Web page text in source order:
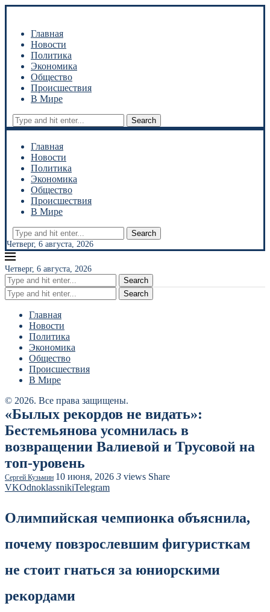
Главная
Новости
Политика
Экономика
Общество
Происшествия
В Мире
Search
Главная
Новости
Политика
Экономика
Общество
Происшествия
В Мире
Search
Четверг, 6 августа, 2026
Четверг, 6 августа, 2026
Search
Search
Главная
Новости
Политика
Экономика
Общество
Происшествия
В Мире
© 2026. Все права защищены.
«Былых рекордов не видать»:
Бестемьянова усомнилась в
возвращении Валиевой и Трусовой на
топ-уровень
Сергей Кузьмин 10 июня, 2026 3 views Share
VKOdnoklassnikiTelegram
Олимпийская чемпионка объяснила,
почему повзрослевшим фигуристкам
не стоит гнаться за юниорскими
рекордами